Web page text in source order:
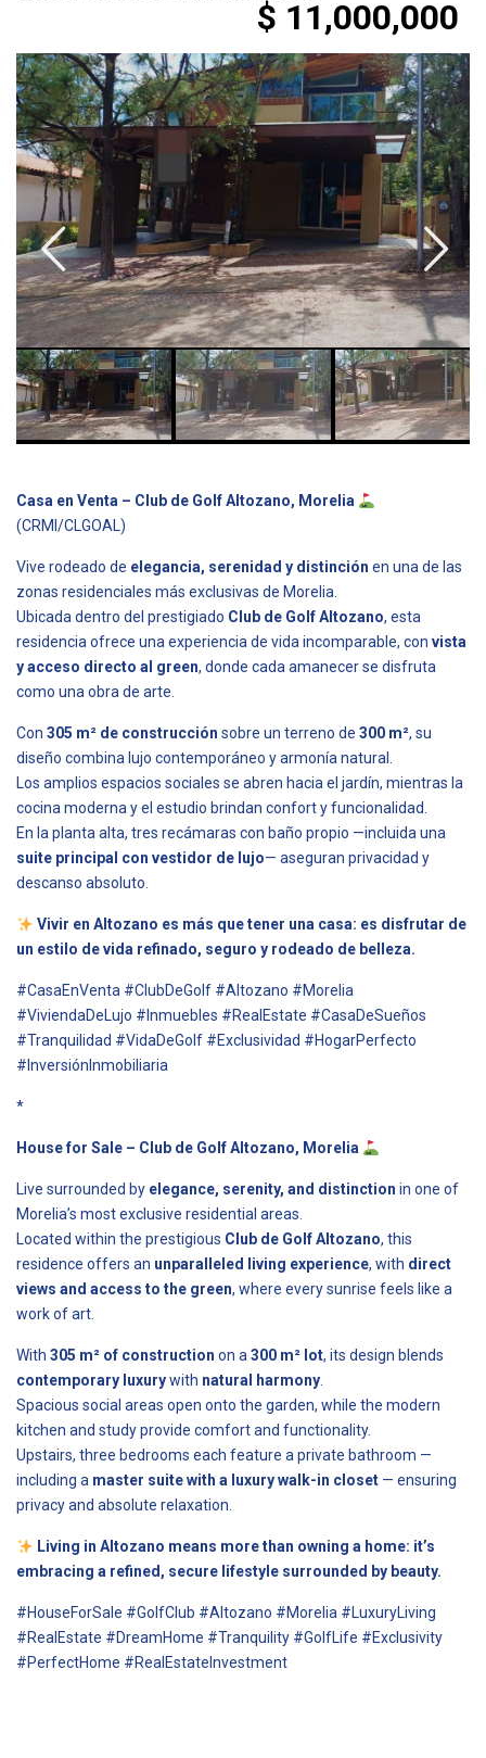
$ 11,000,000
Casa en Venta – Club de Golf Altozano, Morelia
(CRMI/CLGOAL)
Vive rodeado de elegancia, serenidad y distinción en una de las
zonas residenciales más exclusivas de Morelia.
Ubicada dentro del prestigiado Club de Golf Altozano, esta
residencia ofrece una experiencia de vida incomparable, con vista
y acceso directo al green, donde cada amanecer se disfruta
como una obra de arte.
Con 305 m² de construcción sobre un terreno de 300 m², su
diseño combina lujo contemporáneo y armonía natural.
Los amplios espacios sociales se abren hacia el jardín, mientras la
cocina moderna y el estudio brindan confort y funcionalidad.
En la planta alta, tres recámaras con baño propio —incluida una
suite principal con vestidor de lujo— aseguran privacidad y
descanso absoluto.
Vivir en Altozano es más que tener una casa: es disfrutar de
un estilo de vida refinado, seguro y rodeado de belleza.
#CasaEnVenta #ClubDeGolf #Altozano #Morelia
#ViviendaDeLujo #Inmuebles #RealEstate #CasaDeSueños
#Tranquilidad #VidaDeGolf #Exclusividad #HogarPerfecto
#InversiónInmobiliaria
*
House for Sale – Club de Golf Altozano, Morelia
Live surrounded by elegance, serenity, and distinction in one of
Morelia’s most exclusive residential areas.
Located within the prestigious Club de Golf Altozano, this
residence offers an unparalleled living experience, with direct
views and access to the green, where every sunrise feels like a
work of art.
With 305 m² of construction on a300 m² lot, its design blends
contemporary luxurywith natural harmony.
Spacious social areas open onto the garden, while the modern
kitchen and study provide comfort and functionality.
Upstairs, three bedrooms each feature a private bathroom —
including a master suite with a luxury walk-in closet — ensuring
privacy and absolute relaxation.
Living in Altozano means more than owning a home: it’s
embracing a refined, secure lifestyle surrounded by beauty.
#HouseForSale #GolfClub #Altozano #Morelia #LuxuryLiving
#RealEstate #DreamHome #Tranquility #GolfLife #Exclusivity
#PerfectHome #RealEstateInvestment